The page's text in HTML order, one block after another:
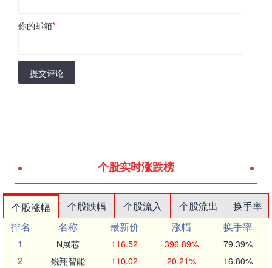
你的邮箱*
提交评论
个股实时涨跌榜
个股涨幅 个股跌幅 个股流入 个股流出
换手率
排名
名称 最新价 涨幅
换手率
1
N展芯 116.52 396.89% 79.39%
2 锐翔智能 110.02 20.21% 16.80%